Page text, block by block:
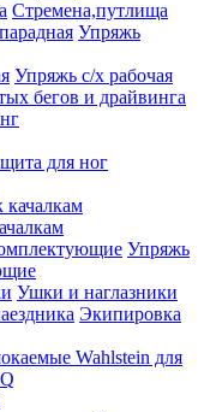
Стремена,путлища
Упряжь
Упряжь с/х рабочая
бегов и драйвинга
для ног
Упряжь
Ушки и наглазники
Экипировка
Wahlstein для